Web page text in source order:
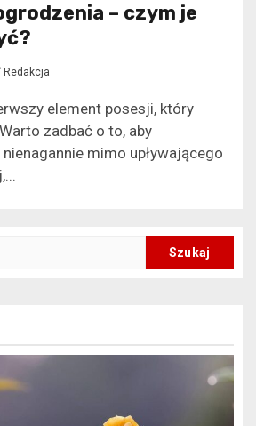
– czym je
Redakcja
element posesji, który
zadbać o to, aby
mimo upływającego